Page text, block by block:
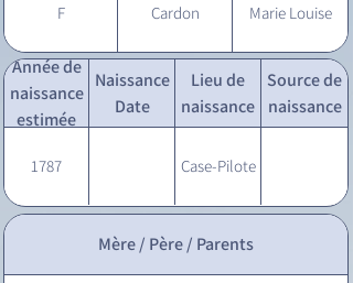
F Cardon Marie Louise
Année de
naissance
estimée
Naissance
Date
Lieu de
naissance
Source de
naissance
1787 Case-Pilote
Mère / Père / Parents